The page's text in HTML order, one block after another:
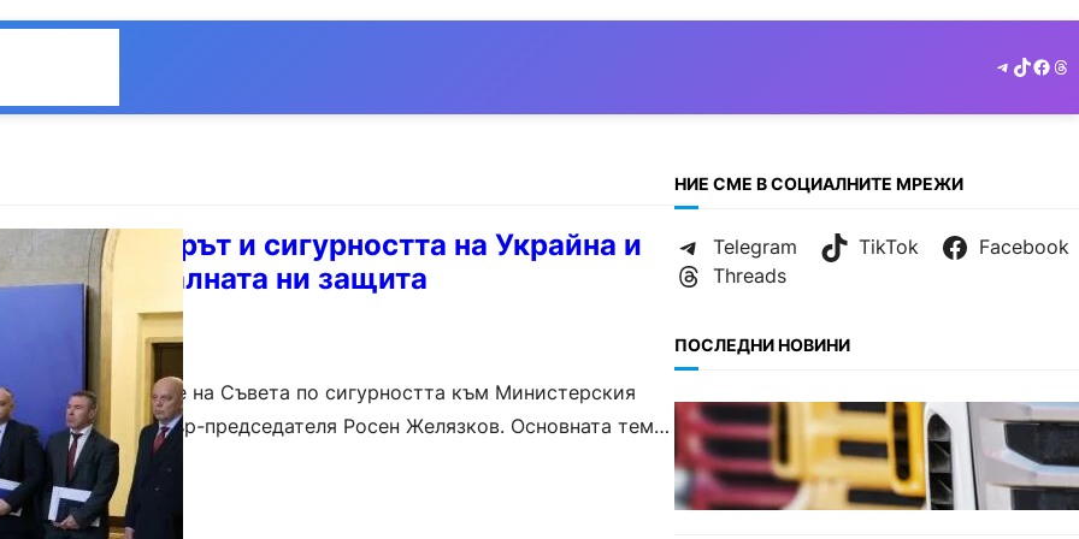
Telegram
TikTok
Мирът и сигурността на Украйна и
за националната ни защита
заседание на Съвета по сигурността към Министерския
от министър-председателя Росен Желязков. Основната тема
на актуалната…
НИЕ СМЕ В СОЦИАЛНИТЕ МРЕЖИ
Telegram TikTok
Facebook
Threads
ПОСЛЕДНИ НОВИНИ
БЪЛГАРИЯ
Нови ограничения за
камионите над 12 тона по
ключови пътища през август